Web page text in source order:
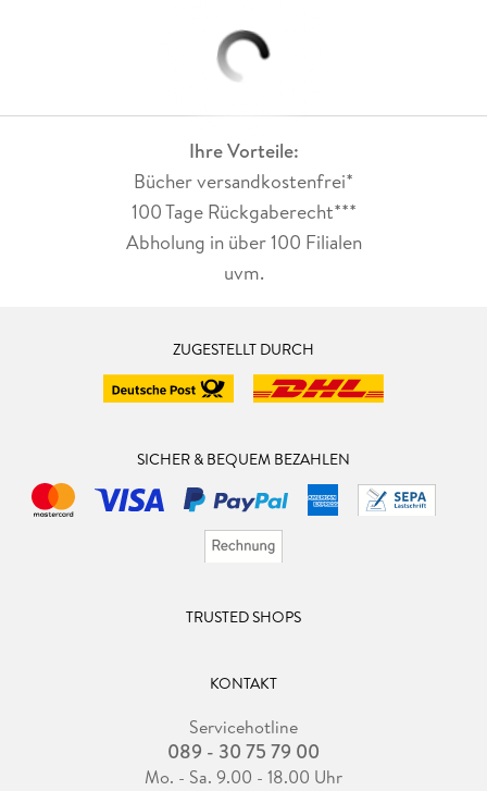
Ihre Vorteile:
Bücher versandkostenfrei*
100 Tage Rückgaberecht***
Abholung in über 100 Filialen
uvm.
ZUGESTELLT DURCH
SICHER & BEQUEM BEZAHLEN
TRUSTED SHOPS
KONTAKT
Servicehotline
089 - 30 75 79 00
Mo. - Sa. 9.00 - 18.00 Uhr